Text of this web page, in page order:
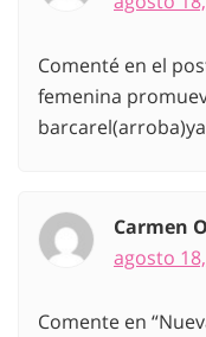
Comenté en el
femenina
Carmen
agosto
Comente en